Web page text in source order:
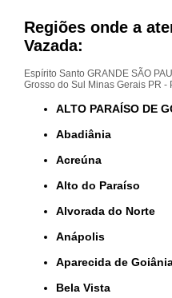
Regiões onde a
Vazada:
Espírito Santo GRANDE SÃO
Grosso do Sul
Minas Gerais PR -
ALTO PARAÍSO DE
Abadiânia
Acreúna
Alto do Paraíso
Alvorada do Norte
Anápolis
Aparecida de
Bela Vista